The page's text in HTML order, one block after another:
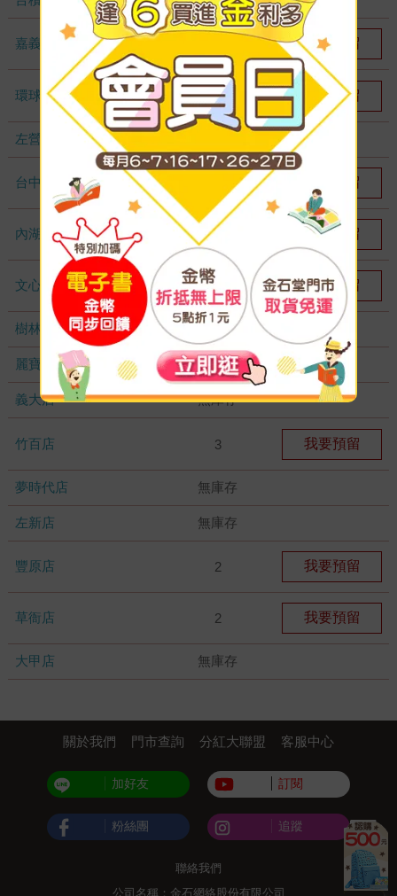
嘉義耐斯店 我要預留
環球店 1 我要預留
左營店
台中秀泰店 我要預留
內湖大潤發 1 我要預留
文心店 1 我要預留
樹林店 無庫存
麗寶店 無庫存
義大店 無庫存
竹百店 3 我要預留
夢時代店 無庫存
左新店 無庫存
豐原店 2 我要預留
草衙店 2 我要預留
大甲店 無庫存
關於我們 門市查詢 分紅大聯盟 客服中心
加好友 訂閱
粉絲團 追蹤
聯絡我們
公司名稱：金石網絡股份有限公司